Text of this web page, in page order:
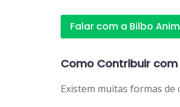
Falar com a Bilbo
Como Contribuir com
Existem muitas formas de